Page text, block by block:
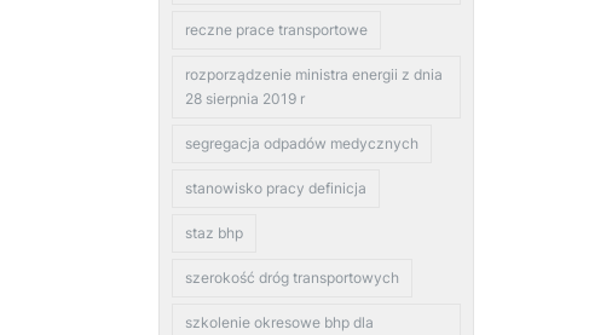
reczne prace transportowe
rozporządzenie ministra energii z dnia
28 sierpnia 2019 r
segregacja odpadów medycznych
stanowisko pracy definicja
staz bhp
szerokość dróg transportowych
szkolenie okresowe bhp dla